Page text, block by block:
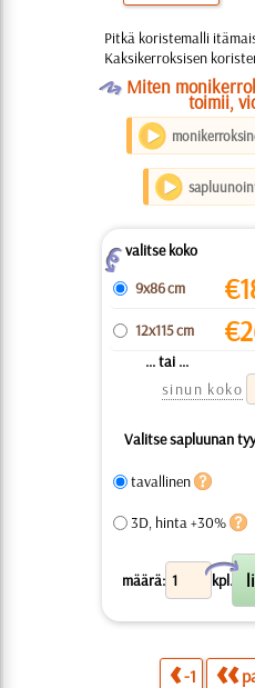
Pitkä koristemalli
Kaksikerroksisen
OMiten
toimii,
Zvalitse koko
9x86 cm
€
12x115 cm €
... tai ...
sinun koko
Valitse sapluunan
tavallinen
3D, hinta +30%
määrä: kpl.
X
-1